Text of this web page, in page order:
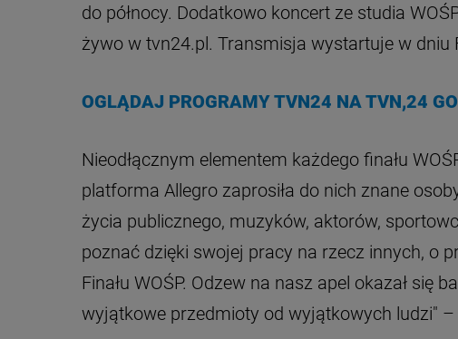
do północy. Dodatkowo koncert ze studia
żywo w tvn24.pl. Transmisja wystartuje w dniu
OGLĄDAJ PROGRAMY TVN24 NA TVN,24
Nieodłącznym elementem każdego finału
platforma Allegro zaprosiła do nich znane
życia publicznego, muzyków, aktorów,
poznać dzięki swojej pracy na rzecz innych, o
Finału WOŚP. Odzew na nasz apel okazał się
wyjątkowe przedmioty od wyjątkowych ludzi" –